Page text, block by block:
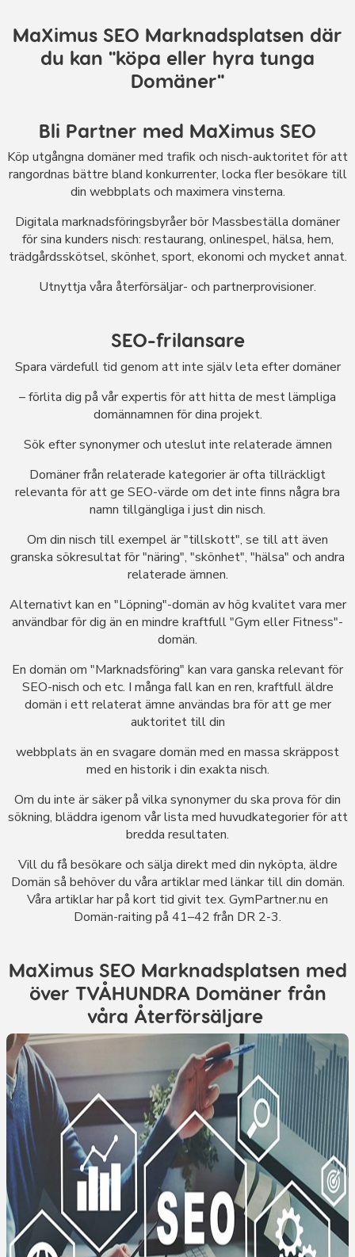
MaXimus SEO Marknadsplatsen där
du kan "köpa eller hyra tunga
Domäner"
Bli Partner med MaXimus SEO
Köp utgångna domäner med trafik och nisch-auktoritet för att
rangordnas bättre bland konkurrenter, locka fler besökare till
din webbplats och maximera vinsterna.
Digitala marknadsföringsbyråer bör Massbeställa domäner
för sina kunders nisch: restaurang, onlinespel, hälsa, hem,
trädgårdsskötsel, skönhet, sport, ekonomi och mycket annat.
Utnyttja våra återförsäljar- och partnerprovisioner.
SEO-frilansare
Spara värdefull tid genom att inte själv leta efter domäner
– förlita dig på vår expertis för att hitta de mest lämpliga
domännamnen för dina projekt.
Sök efter synonymer och uteslut inte relaterade ämnen
Domäner från relaterade kategorier är ofta tillräckligt
relevanta för att ge SEO-värde om det inte finns några bra
namn tillgängliga i just din nisch.
Om din nisch till exempel är "tillskott", se till att även
granska sökresultat för "näring", "skönhet", "hälsa" och andra
relaterade ämnen.
Alternativt kan en "Löpning"-domän av hög kvalitet vara mer
användbar för dig än en mindre kraftfull "Gym eller Fitness"-
domän.
En domän om "Marknadsföring" kan vara ganska relevant för
SEO-nisch och etc. I många fall kan en ren, kraftfull äldre
domän i ett relaterat ämne användas bra för att ge mer
auktoritet till din
webbplats än en svagare domän med en massa skräppost
med en historik i din exakta nisch.
Om du inte är säker på vilka synonymer du ska prova för din
sökning, bläddra igenom vår lista med huvudkategorier för att
bredda resultaten.
Vill du få besökare och sälja direkt med din nyköpta, äldre
Domän så behöver du våra artiklar med länkar till din domän.
Våra artiklar har på kort tid givit tex. GymPartner.nu en
Domän-raiting på 41–42 från DR 2-3.
MaXimus SEO Marknadsplatsen med
över TVÅHUNDRA Domäner från
våra Återförsäljare